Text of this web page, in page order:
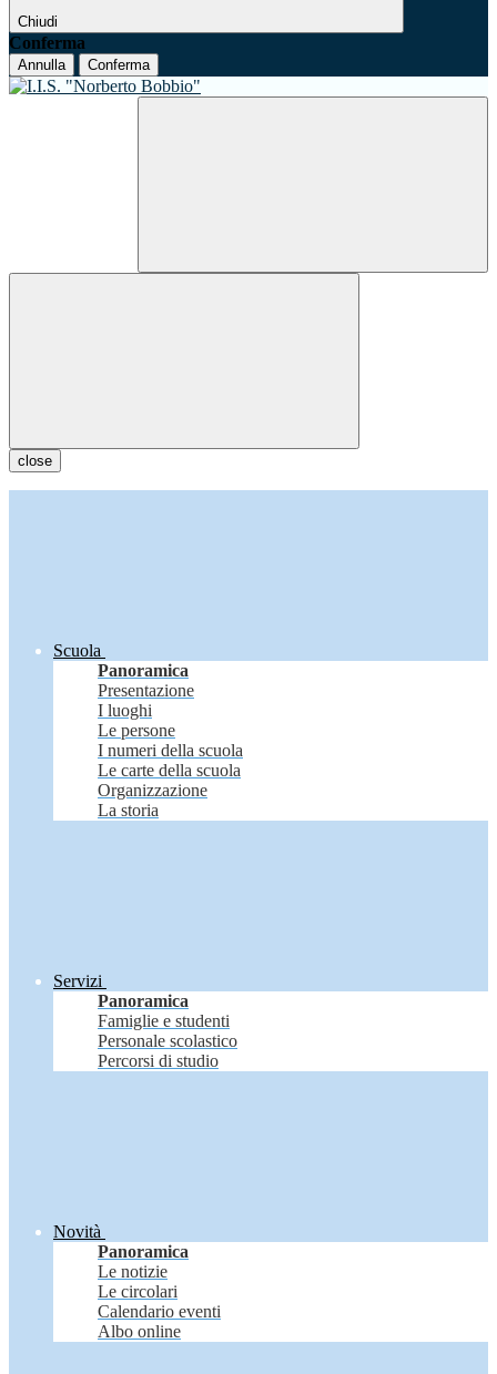
Chiudi
Conferma
Annulla Conferma
close
Scuola
Panoramica
Presentazione
I luoghi
Le persone
I numeri della scuola
Le carte della scuola
Organizzazione
La storia
Servizi
Panoramica
Famiglie e studenti
Personale scolastico
Percorsi di studio
Novità
Panoramica
Le notizie
Le circolari
Calendario eventi
Albo online